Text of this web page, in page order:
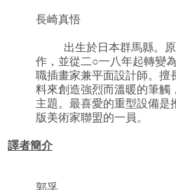
長崎真悟
出生於日本群馬縣。原
作，並從二○一八年起轉變
職插畫家兼平面設計師。
料來創造強烈而溫暖的筆
主題。最喜愛的重型設備是
版美術家聯盟的一員。
譯者簡介
郭孚